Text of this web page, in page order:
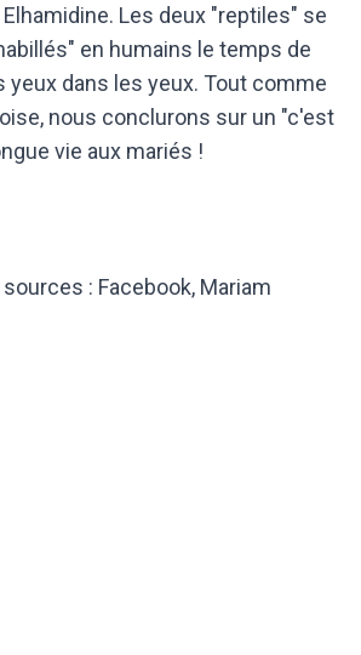
Les deux "reptiles" se
en humains le temps de
yeux dans les yeux. Tout comme
nous conclurons sur un "c'est
vie aux mariés !
: Facebook, Mariam